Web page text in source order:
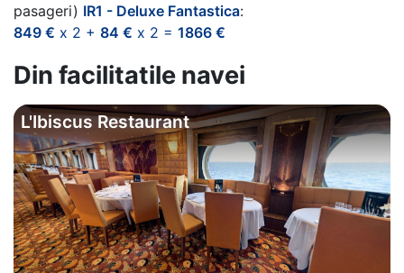
pasageri) IR1 - Deluxe Fantastica:
849 € x 2 + 84 € x 2 = 1866 €
Din facilitatile navei
L'Ibiscus Restaurant